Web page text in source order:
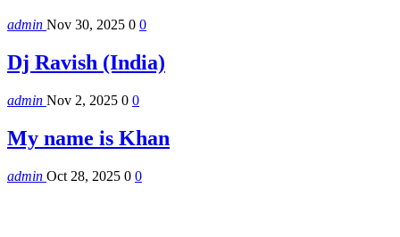
admin Nov 30, 2025 0 0
Dj Ravish (India)
admin Nov 2, 2025 0 0
My name is Khan
admin Oct 28, 2025 0 0